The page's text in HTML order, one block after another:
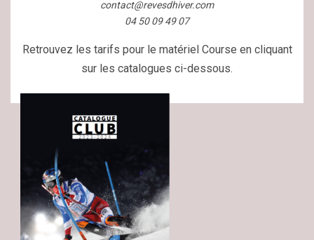
contact@revesdhiver.com
04 50 09 49 07
Retrouvez les tarifs pour le matériel Course en cliquant
sur les catalogues ci-dessous.